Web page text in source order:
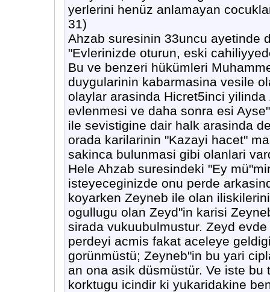
yerlerini henüz anlamayan
31)
Ahzab suresinin 33uncu ayetinde
"Evlerinizde oturun, eski
Bu ve benzeri hükümleri
duygularinin kabarmasina vesile
olaylar arasinda Hicret5inci
evlenmesi ve daha sonra esi
ile sevistigine dair halk arasinda
orada karilarinin "Kazayi hacet"
sakinca bulunmasi gibi olanlari
Hele Ahzab suresindeki "Ey
isteyeceginizde onu perde
koyarken Zeyneb ile olan
ogullugu olan Zeyd"in karisi
sirada vukuubulmustur. Zeyd
perdeyi acmis fakat aceleye
gorünmüstü; Zeyneb"in bu yari
an ona asik düsmüstür. Ve iste
korktugu icindir ki yukaridakine